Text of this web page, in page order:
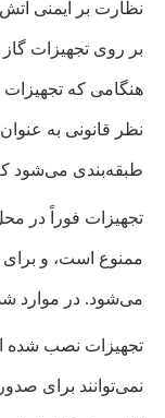
نظارت بر ایمنی
بر روی تجهیزات
هنگامی که تجهیزات
نظر قانونی به
طبقه‌بندی می‌شود
تجهیزات فوراً در
ممنوع است، و
می‌شود. در موارد
تجهیزات نصب شده
نمی‌توانند برای